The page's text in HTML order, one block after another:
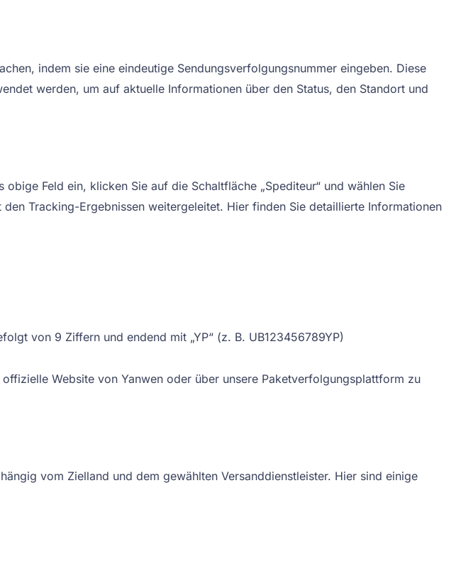
indem sie eine eindeutige Sendungsverfolgungsnummer eingeben. Diese
werden, um auf aktuelle Informationen über den Status, den Standort und
Feld ein, klicken Sie auf die Schaltfläche „Spediteur“ und wählen Sie
Tracking-Ergebnissen weitergeleitet. Hier finden Sie detaillierte Informationen
von 9 Ziffern und endend mit „YP“ (z. B. UB123456789YP)
Website von Yanwen oder über unsere Paketverfolgungsplattform zu
vom Zielland und dem gewählten Versanddienstleister. Hier sind einige